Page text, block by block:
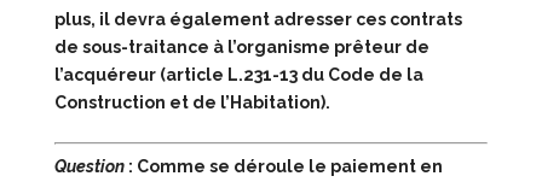
plus, il devra également adresser ces contrats
de sous-traitance à l’organisme prêteur de
l’acquéreur (article L.231-13 du Code de la
Construction et de l’Habitation).
Question: Comme se déroule le paiement en